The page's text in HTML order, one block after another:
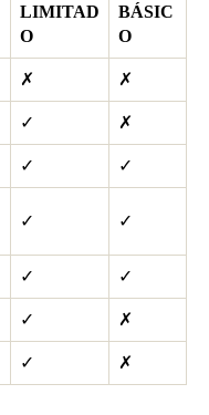
LIMITAD
O
BÁSIC
O
✗ ✗
✓ ✗
✓ ✓
✓ ✓
✓ ✓
✓ ✗
✓ ✗